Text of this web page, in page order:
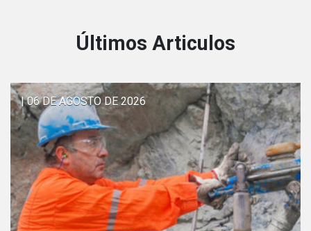
Últimos Articulos
| 06 DE AGOSTO DE 2026